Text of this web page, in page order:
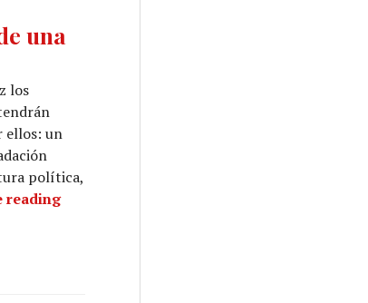
una
los
ellos: un
política,
readingPanamá: el interés general de una sociedad